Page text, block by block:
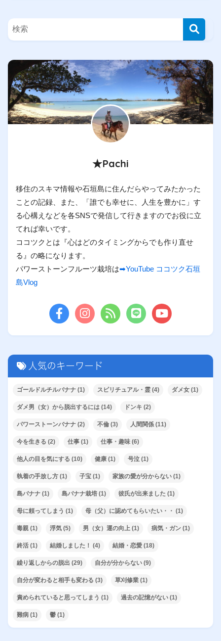
★Pachi
移住のスキマ情報や石垣島に住んだらやってみたかった
ことの記録、また、「誰でも幸せに、人生を豊かに」す
る心構えなどを各SNSで発信して行きますのでお役に立
てれば幸いです。
ココツクとは『心はどのタイミングからでも作り直せ
る』の略になります。
パワーストーンフルーツ栽培は➡YouTube ココツク石垣
島Vlog
人気のキーワード
ゴールドルチルバナナ (1) スピリチュアル・霊 (4) ダメ女 (1)
ダメ男（女）から脱出するには (14) ドンキ (2)
パワーストーンバナナ (2) 不倫 (3) 人間関係 (11)
今を生きる (2) 仕事 (1) 仕事・趣味 (6)
他人の目を気にする (10) 健康 (1) 号泣 (1)
執着の手放し方 (1) 子宝 (1) 家族の愛が分からない (1)
島バナナ (1) 島バナナ栽培 (1) 彼氏が出来ました (1)
母に頼ってしまう (1) 母（父）に認めてもらいたい・・ (1)
毒親 (1) 浮気 (5) 男（女）運の向上 (1) 病気・ガン (1)
終活 (1) 結婚しました！ (4) 結婚・恋愛 (18)
繰り返しからの脱出 (29) 自分が分からない (9)
自分が変わると相手も変わる (3) 草刈修業 (1)
責められていると思ってしまう (1) 過去の記憶がない (1)
難病 (1) 鬱 (1)